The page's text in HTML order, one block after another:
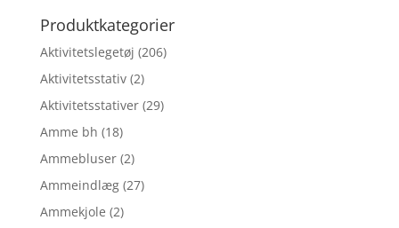
Produktkategorier
Aktivitetslegetøj (206)
Aktivitetsstativ (2)
Aktivitetsstativer (29)
Amme bh (18)
Ammebluser (2)
Ammeindlæg (27)
Ammekjole (2)